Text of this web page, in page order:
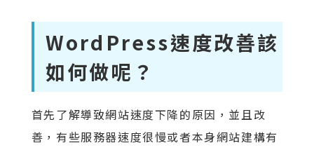
WordPress速度改善該
如何做呢？
首先了解導致網站速度下降的原因，並且改
善，有些服務器速度很慢或者本身網站建構有